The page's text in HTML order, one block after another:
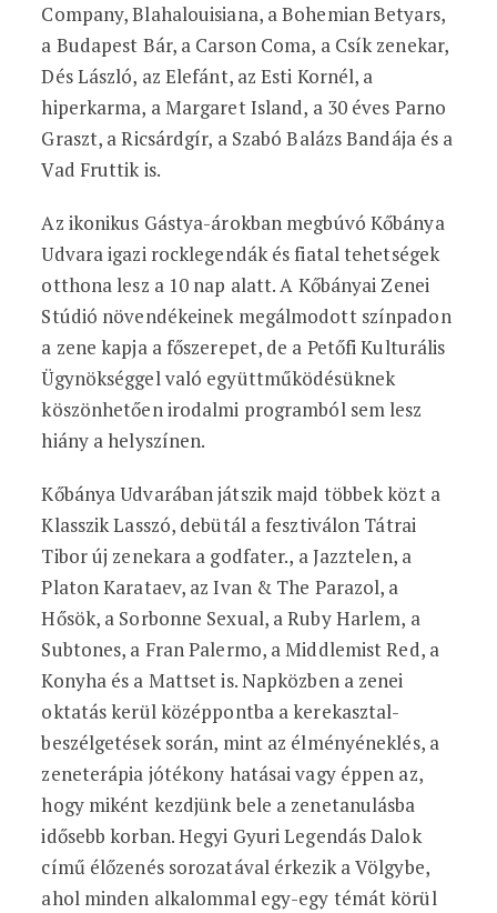
Company, Blahalouisiana, a Bohemian Betyars,
a Budapest Bár, a Carson Coma, a Csík zenekar,
Dés László, az Elefánt, az Esti Kornél, a
hiperkarma, a Margaret Island, a 30 éves Parno
Graszt, a Ricsárdgír, a Szabó Balázs Bandája és a
Vad Fruttik is.
Az ikonikus Gástya-árokban megbúvó Kőbánya
Udvara igazi rocklegendák és fiatal tehetségek
otthona lesz a 10 nap alatt. A Kőbányai Zenei
Stúdió növendékeinek megálmodott színpadon
a zene kapja a főszerepet, de a Petőfi Kulturális
Ügynökséggel való együttműködésüknek
köszönhetően irodalmi programból sem lesz
hiány a helyszínen.
Kőbánya Udvarában játszik majd többek közt a
Klasszik Lasszó, debütál a fesztiválon Tátrai
Tibor új zenekara a godfater., a Jazztelen, a
Platon Karataev, az Ivan & The Parazol, a
Hősök, a Sorbonne Sexual, a Ruby Harlem, a
Subtones, a Fran Palermo, a Middlemist Red, a
Konyha és a Mattset is. Napközben a zenei
oktatás kerül középpontba a kerekasztal-
beszélgetések során, mint az élményéneklés, a
zeneterápia jótékony hatásai vagy éppen az,
hogy miként kezdjünk bele a zenetanulásba
idősebb korban. Hegyi Gyuri Legendás Dalok
című élőzenés sorozatával érkezik a Völgybe,
ahol minden alkalommal egy-egy témát körül